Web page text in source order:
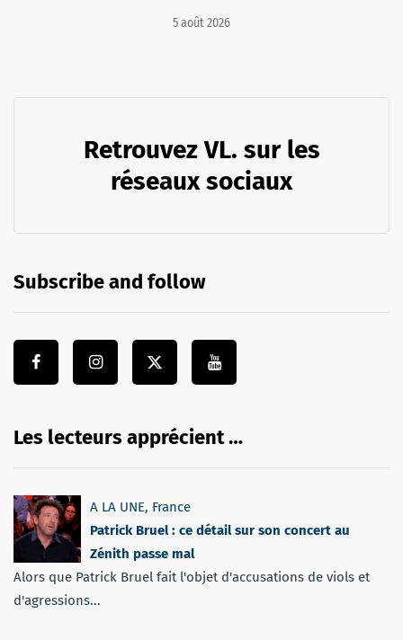
5 août 2026
Retrouvez VL. sur les
réseaux sociaux
Subscribe and follow
Les lecteurs apprécient …
A LA UNE, France
Patrick Bruel : ce détail sur son concert au
Zénith passe mal
Alors que Patrick Bruel fait l'objet d'accusations de viols et
d'agressions...